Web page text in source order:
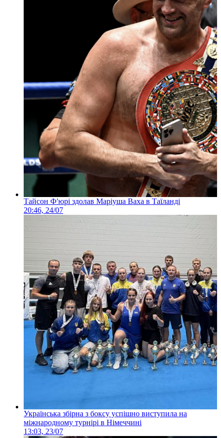
Тайсон Ф'юрі здолав Маріуша Ваха в Таїланді
20:46, 24/07
Українська збірна з боксу успішно виступила на
міжнародному турнірі в Німеччині
13:03, 23/07